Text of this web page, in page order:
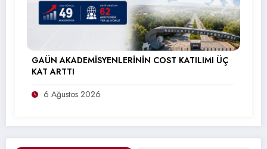
GAÜN AKADEMİSYENLERİNİN COST KATILIMI ÜÇ
KAT ARTTI
6 Ağustos 2026